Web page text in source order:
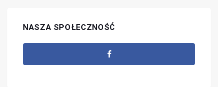
NASZA SPOŁECZNOŚĆ